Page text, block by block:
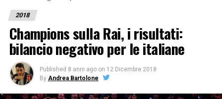
2018
Champions sulla Rai, i risultati:
bilancio negativo per le italiane
Published 8 anni ago on 12 Dicembre 2018
By Andrea Bartolone